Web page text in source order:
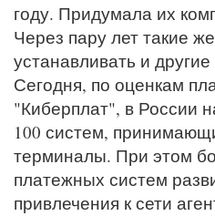
году. Придумала их
Через пару лет такие
устанавливать и
Сегодня, по оценкам
"Киберплат", в России
100 систем,
терминалы. При этом
платежных систем
привлечения к сети